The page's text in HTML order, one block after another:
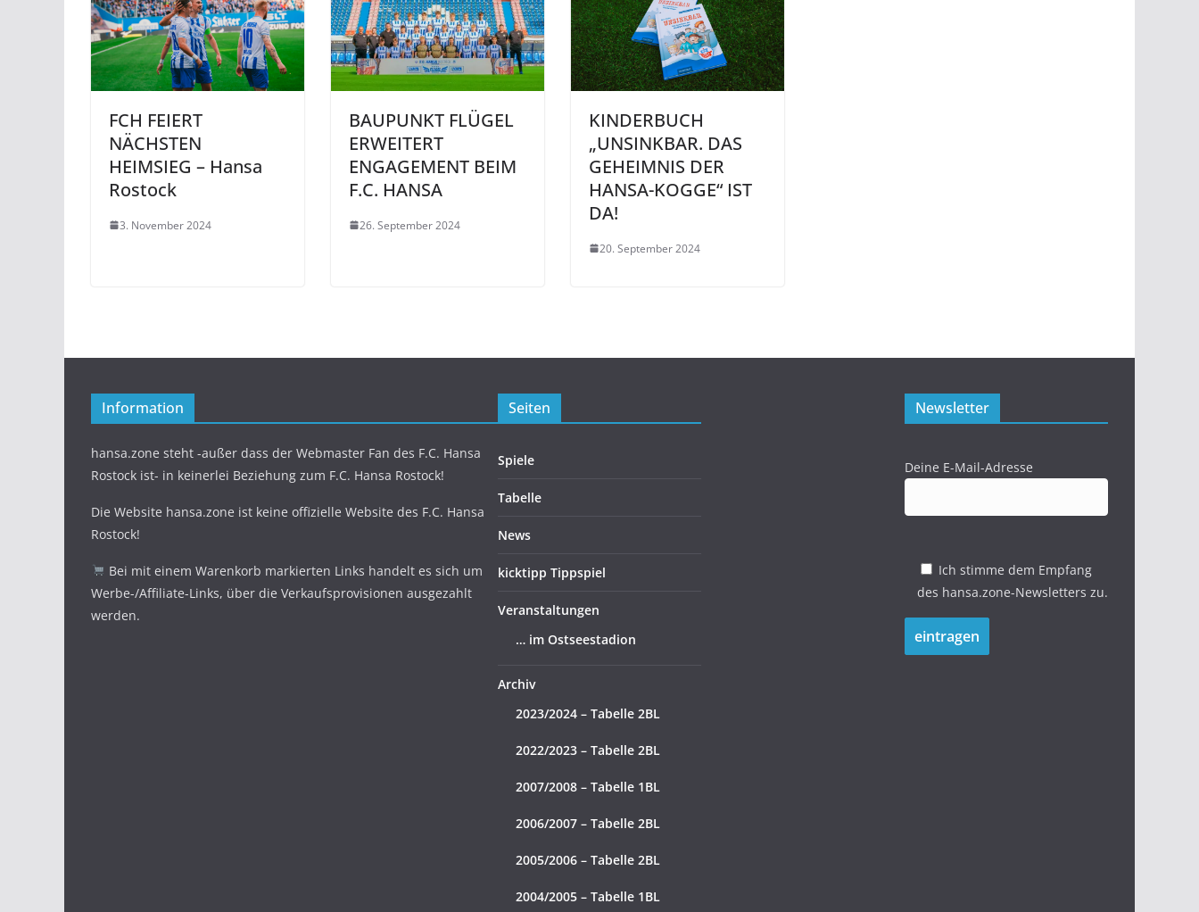
FCH FEIERT
NÄCHSTEN
HEIMSIEG – Hansa
Rostock
3. November 2024
BAUPUNKT FLÜGEL
ERWEITERT
ENGAGEMENT BEIM
F.C. HANSA
26. September 2024
KINDERBUCH
„UNSINKBAR. DAS
GEHEIMNIS DER
HANSA-KOGGE“ IST
DA!
20. September 2024
Information
hansa.zone steht -außer dass der Webmaster Fan des F.C. Hansa
Rostock ist- in keinerlei Beziehung zum F.C. Hansa Rostock!
Die Website hansa.zone ist keine offizielle Website des F.C. Hansa
Rostock!
Bei mit einem Warenkorb markierten Links handelt es sich um
Werbe-/Affiliate-Links, über die Verkaufsprovisionen ausgezahlt
werden.
Seiten
Spiele
Tabelle
News
kicktipp Tippspiel
Veranstaltungen
… im Ostseestadion
Archiv
2023/2024 – Tabelle 2BL
2022/2023 – Tabelle 2BL
2007/2008 – Tabelle 1BL
2006/2007 – Tabelle 2BL
2005/2006 – Tabelle 2BL
2004/2005 – Tabelle 1BL
Newsletter
Deine E-Mail-Adresse
Ich stimme dem Empfang
des hansa.zone-Newsletters zu.